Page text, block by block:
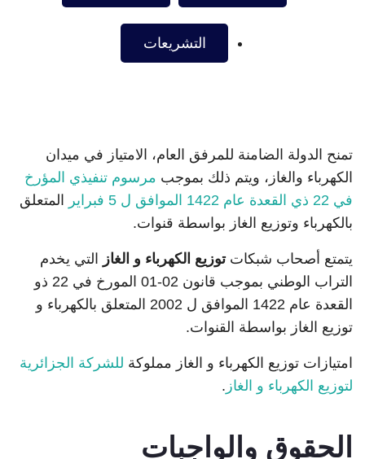
التشريعات
تمنح الدولة الضامنة للمرفق العام، الامتياز في ميدان
الكهرباء والغاز، ويتم ذلك بموجب مرسوم تنفيذي المؤرخ
في 22 ذي القعدة عام 1422 الموافق ل 5 فبراير
المتعلق
بالكهرباء وتوزيع الغاز بواسطة قنوات.
يتمتع أصحاب شبكات توزيع الكهرباء و الغاز
التي يخدم
التراب الوطني بموجب قانون 02-01 المورخ في 22 ذو
القعدة عام 1422 الموافق ل 2002 المتعلق بالكهرباء و
توزيع الغاز بواسطة القنوات.
امتيازات توزيع الكهرباء و الغاز مملوكة للشركة الجزائرية
لتوزيع الكهرباء و الغاز .
الحقوق والواجبات